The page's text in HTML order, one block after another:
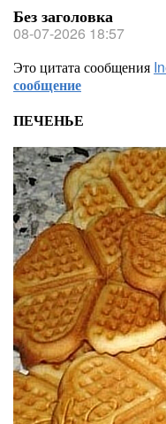
Без заголовка
08-07-2026 18:57
Это цитата сообщения
сообщение
ПЕЧЕНЬЕ